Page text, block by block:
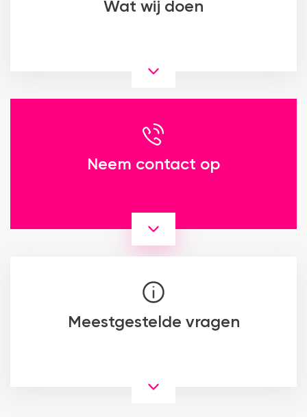
Wat wij doen
Neem contact op
Meestgestelde vragen